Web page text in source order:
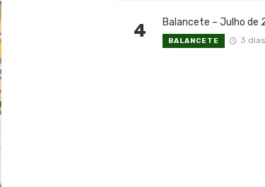
4 Balancete – Julho de
BALANCETE 3